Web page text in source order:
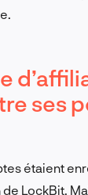
ses
étaient
LockBit.